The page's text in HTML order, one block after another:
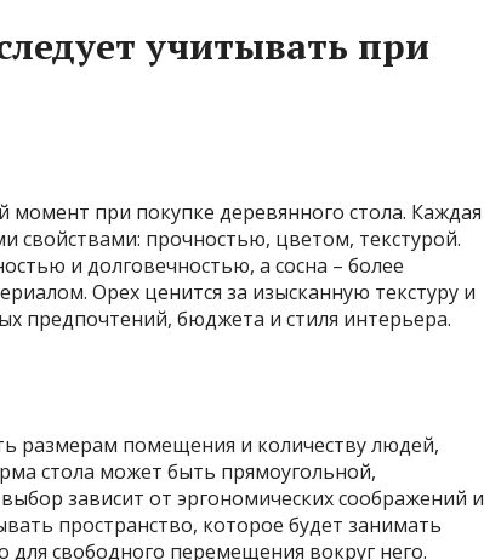
учитывать при
при покупке деревянного стола. Каждая
свойствами: прочностью, цветом, текстурой.
и долговечностью, а сосна – более
Орех ценится за изысканную текстуру и
предпочтений, бюджета и стиля интерьера.
размерам помещения и количеству людей,
стола может быть прямоугольной,
зависит от эргономических соображений и
пространство, которое будет занимать
для свободного перемещения вокруг него.